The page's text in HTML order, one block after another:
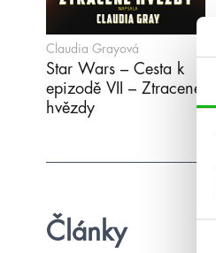
Claudia Grayová
Star Wars – Cesta k
epizodě VII – Ztracené
hvězdy
Články